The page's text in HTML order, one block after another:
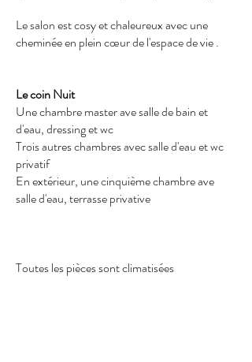
Le salon est cosy et chaleureux avec une
cheminée en plein cœur de l'espace de vie .
Le coin Nuit
Une chambre master ave salle de bain et
d'eau, dressing et wc
Trois autres chambres avec salle d'eau et wc
privatif
En extérieur, une cinquième chambre ave
salle d'eau, terrasse privative
Toutes les pièces sont climatisées